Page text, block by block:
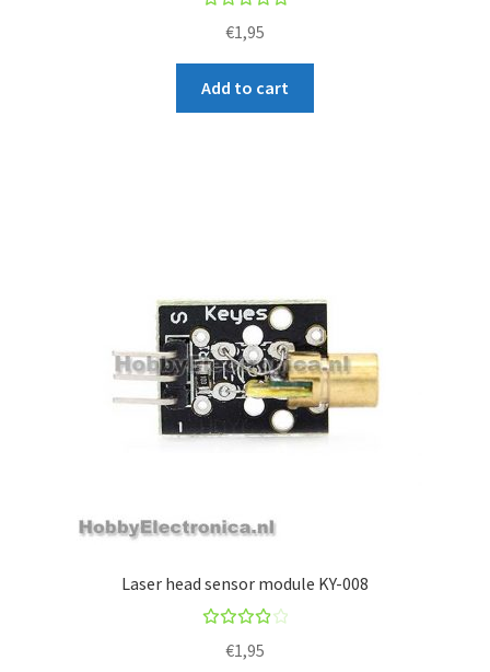
out
of 5
€1,95
Add to cart
Laser head sensor module KY-008
4.00
€1,95